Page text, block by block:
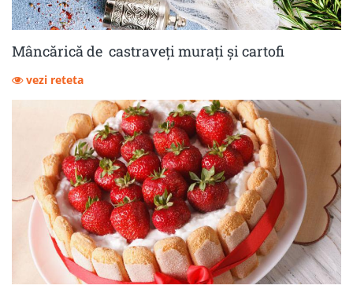
Mâncărică de castraveţi muraţi şi cartofi
vezi reteta